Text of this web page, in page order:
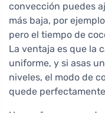
convección puedes
más baja, por
pero el tiempo de
La ventaja es que la
uniforme, y si asas
niveles, el modo de
quede